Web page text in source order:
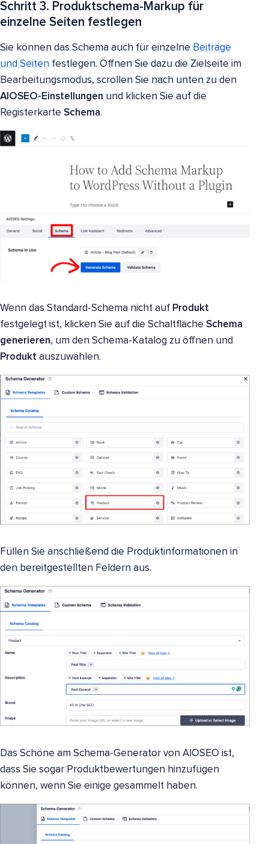
Schritt 3. Produktschema-Markup für
einzelne Seiten festlegen
Sie können das Schema auch für einzelne Beiträge
und Seiten festlegen. Öffnen Sie dazu die Zielseite im
Bearbeitungsmodus, scrollen Sie nach unten zu den
AIOSEO-Einstellungen und klicken Sie auf die
Registerkarte Schema.
Wenn das Standard-Schema nicht auf Produkt
festgelegt ist, klicken Sie auf die Schaltfläche Schema
generieren, um den Schema-Katalog zu öffnen und
Produkt auszuwählen.
Füllen Sie anschließend die Produktinformationen in
den bereitgestellten Feldern aus.
Das Schöne am Schema-Generator von AIOSEO ist,
dass Sie sogar Produktbewertungen hinzufügen
können, wenn Sie einige gesammelt haben.